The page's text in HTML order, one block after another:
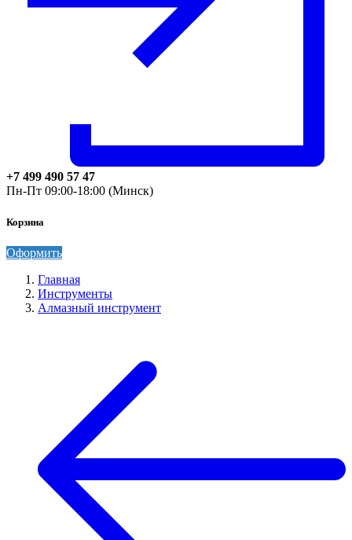
+7 499 490 57 47
Пн-Пт 09:00-18:00 (Минск)
Корзина
Оформить
Главная
Инструменты
Алмазный инструмент